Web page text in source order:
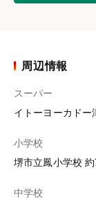
周辺情報
スーパー
イトーヨーカドー
小学校
堺市立鳳小学校
中学校